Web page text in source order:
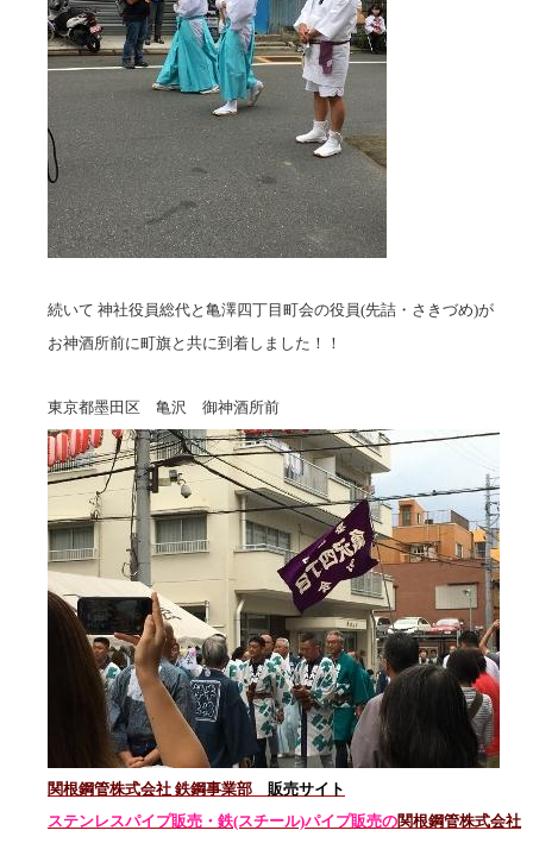
続いて 神社役員総代と亀澤四丁目町会の役員(先詰・さきづめ)が
お神酒所前に町旗と共に到着しました！！
東京都墨田区 亀沢 御神酒所前
関根鋼管株式会社 鉄鋼事業部 販売サイト
ステンレスパイプ販売・鉄(スチール)パイプ販売の関根鋼管株式会社